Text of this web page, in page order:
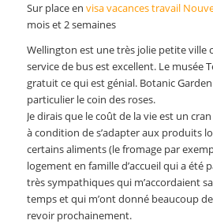
Sur place en visa vacances travail
mois et 2 semaines
Wellington est une très jolie petite ville
service de bus est excellent. Le musée
gratuit ce qui est génial. Botanic
particulier le coin des roses.
Je dirais que le coût de la vie est un
à condition de s’adapter aux produits
certains aliments (le fromage par
logement en famille d’accueil qui a été
très sympathiques qui m’accordaient
temps et qui m’ont donné beaucoup de
revoir prochainement.